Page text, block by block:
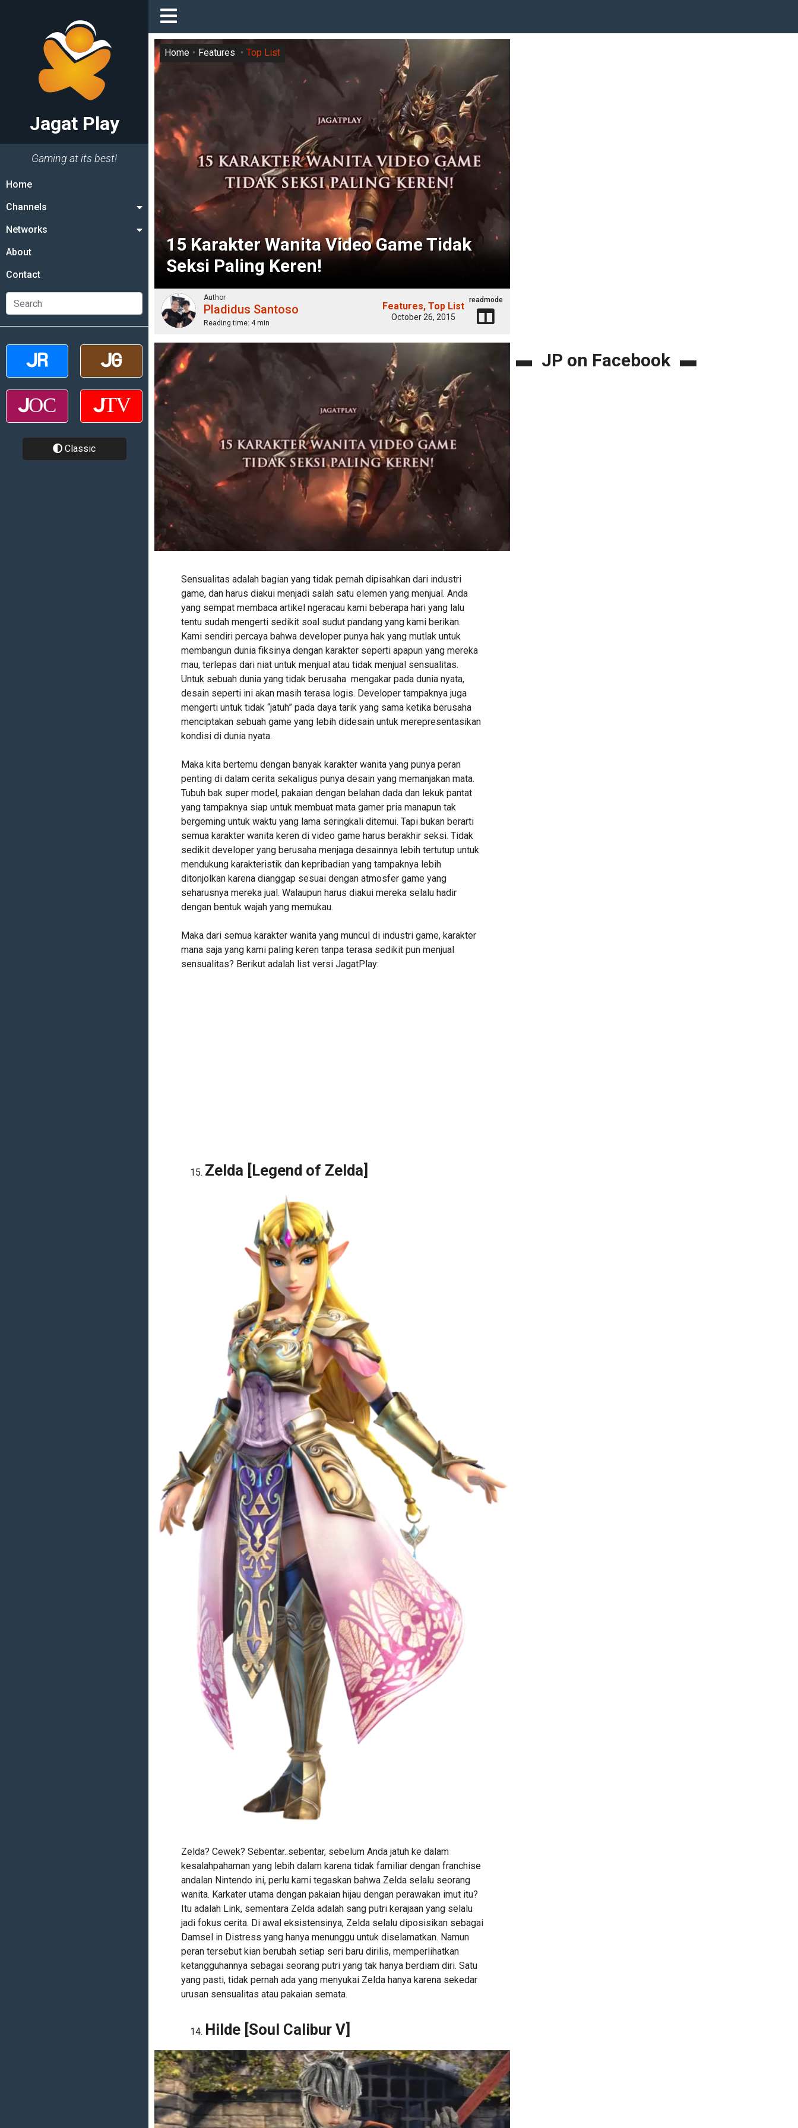
Jagat Play
Gaming at its best!
Home
Channels
Networks
About
Contact
Classic
15 Karakter Wanita Video Game Tidak
Seksi Paling Keren!
Home Features Top List
Author
Pladidus Santoso
Reading time: 4 min
Features Top List
October 26, 2015
readmode
Sensualitas adalah bagian yang tidak pernah dipisahkan dari industri
game, dan harus diakui menjadi salah satu elemen yang menjual. Anda
yang sempat membaca artikel ngeracau kami beberapa hari yang lalu
tentu sudah mengerti sedikit soal sudut pandang yang kami berikan.
Kami sendiri percaya bahwa developer punya hak yang mutlak untuk
membangun dunia fiksinya dengan karakter seperti apapun yang mereka
mau, terlepas dari niat untuk menjual atau tidak menjual sensualitas.
Untuk sebuah dunia yang tidak berusaha mengakar pada dunia nyata,
desain seperti ini akan masih terasa logis. Developer tampaknya juga
mengerti untuk tidak “jatuh” pada daya tarik yang sama ketika berusaha
menciptakan sebuah game yang lebih didesain untuk merepresentasikan
kondisi di dunia nyata.
Maka kita bertemu dengan banyak karakter wanita yang punya peran
penting di dalam cerita sekaligus punya desain yang memanjakan mata.
Tubuh bak super model, pakaian dengan belahan dada dan lekuk pantat
yang tampaknya siap untuk membuat mata gamer pria manapun tak
bergeming untuk waktu yang lama seringkali ditemui. Tapi bukan berarti
semua karakter wanita keren di video game harus berakhir seksi. Tidak
sedikit developer yang berusaha menjaga desainnya lebih tertutup untuk
mendukung karakteristik dan kepribadian yang tampaknya lebih
ditonjolkan karena dianggap sesuai dengan atmosfer game yang
seharusnya mereka jual. Walaupun harus diakui mereka selalu hadir
dengan bentuk wajah yang memukau.
Maka dari semua karakter wanita yang muncul di industri game, karakter
mana saja yang kami paling keren tanpa terasa sedikit pun menjual
sensualitas? Berikut adalah list versi JagatPlay:
Zelda [Legend of Zelda]
Zelda? Cewek? Sebentar..sebentar, sebelum Anda jatuh ke dalam
kesalahpahaman yang lebih dalam karena tidak familiar dengan franchise
andalan Nintendo ini, perlu kami tegaskan bahwa Zelda selalu seorang
wanita. Karkater utama dengan pakaian hijau dengan perawakan imut itu?
Itu adalah Link, sementara Zelda adalah sang putri kerajaan yang selalu
jadi fokus cerita. Di awal eksistensinya, Zelda selalu diposisikan sebagai
Damsel in Distress yang hanya menunggu untuk diselamatkan. Namun
peran tersebut kian berubah setiap seri baru dirilis, memperlihatkan
ketangguhannya sebagai seorang putri yang tak hanya berdiam diri. Satu
yang pasti, tidak pernah ada yang menyukai Zelda hanya karena sekedar
urusan sensualitas atau pakaian semata.
Hilde [Soul Calibur V]
JP on Facebook